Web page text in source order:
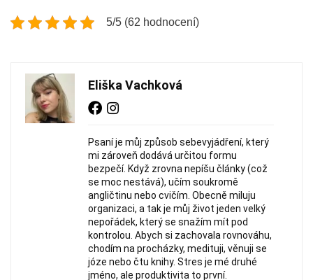
5/5 (62 hodnocení)
Eliška Vachková
Psaní je můj způsob sebevyjádření, který
mi zároveň dodává určitou formu
bezpečí. Když zrovna nepíšu články (což
se moc nestává), učím soukromě
angličtinu nebo cvičím. Obecně miluju
organizaci, a tak je můj život jeden velký
nepořádek, který se snažím mít pod
kontrolou. Abych si zachovala rovnováhu,
chodím na procházky, medituji, věnuji se
józe nebo čtu knihy. Stres je mé druhé
jméno, ale produktivita to první.